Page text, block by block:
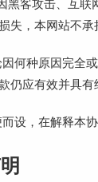
黑客攻击、互联
失，本网站不承
何种原因完全
仍应有效并具有
设，在解释本协